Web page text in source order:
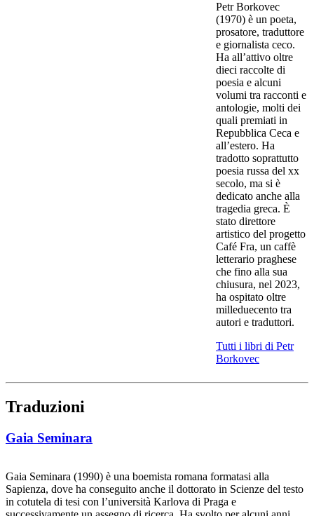
Petr Borkovec
(1970) è un poeta,
prosatore, traduttore
e giornalista ceco.
Ha all’attivo oltre
dieci raccolte di
poesia e alcuni
volumi tra racconti e
antologie, molti dei
quali premiati in
Repubblica Ceca e
all’estero. Ha
tradotto soprattutto
poesia russa del xx
secolo, ma si è
dedicato anche alla
tragedia greca. È
stato direttore
artistico del progetto
Café Fra, un caffè
letterario praghese
che fino alla sua
chiusura, nel 2023,
ha ospitato oltre
milleduecento tra
autori e traduttori.
Tutti i libri di Petr
Borkovec
Traduzioni
Gaia Seminara
Gaia Seminara (1990) è una boemista romana formatasi alla
Sapienza, dove ha conseguito anche il dottorato in Scienze del testo
in cotutela di tesi con l’università Karlova di Praga e